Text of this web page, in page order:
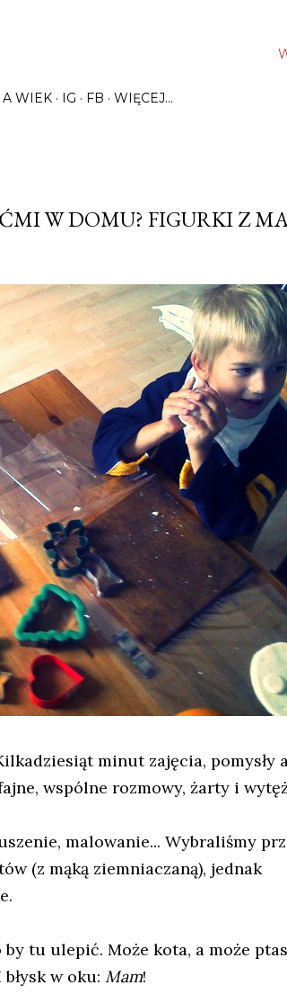
A WIEK IG FB WIĘCEJ…
W DOMU? FIGURKI Z
minut zajęcia, pomysły
wspólne rozmowy, żarty i
malowanie... Wybraliśmy
(z mąką ziemniaczaną), jednak
tu ulepić. Może kota, a może
w oku: Mam!